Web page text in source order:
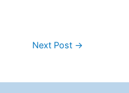
Next Post →